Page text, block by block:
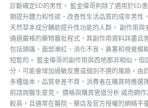
診斷確定ED的男性。 藍金偉哥則除了適用於ED
期提升體力和性欲、改善性生活品質的成年男性
天然草本成分輔助提升性功能的人群。 副作用與
通過嚴格的藥物審批程式，其副作用資料詳盡且
包括頭痛、面部潮紅、消化不良、鼻塞和視覺模
短暫的。 藍金偉哥的副作用與西地那非相似，
分，可能會增加過敏反應或個別不適的風險。由
多種版本，品質參差不齊，消費者在購買時應選
前諮詢醫生意見。 價格與購買管道分析 威而鋼
較高，且通常在醫院、藥店及官方授權的網絡平